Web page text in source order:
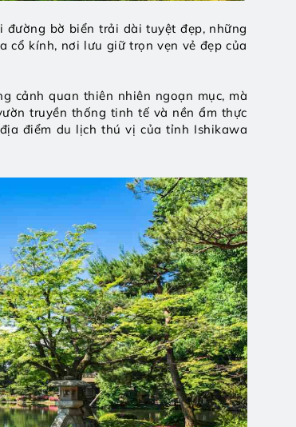
bờ biển trải dài tuyệt đẹp, những
cổ kính, nơi lưu giữ trọn vẹn vẻ đẹp của
cảnh quan thiên nhiên ngoạn mục, mà
truyền thống tinh tế và nền ẩm thực
điểm du lịch thú vị của tỉnh Ishikawa